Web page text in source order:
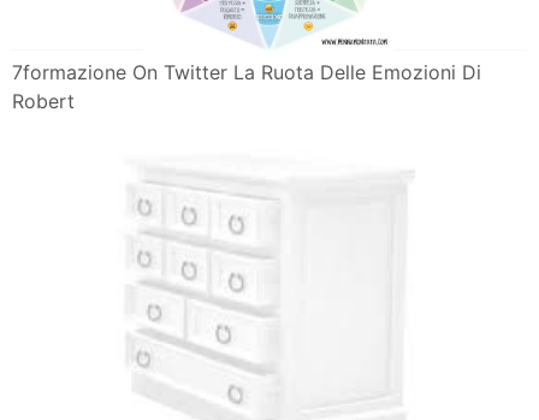
7formazione On Twitter La Ruota Delle Emozioni Di
Robert